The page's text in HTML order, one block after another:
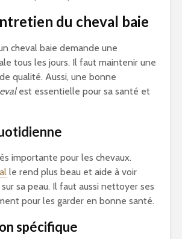
du cheval baie
cheval baie demande une
tous les jours. Il faut maintenir une
qualité. Aussi, une bonne
est essentielle pour sa santé et
importante pour les chevaux.
le rend plus beau et aide à voir
sa peau. Il faut aussi nettoyer ses
pour les garder en bonne santé.
spécifique